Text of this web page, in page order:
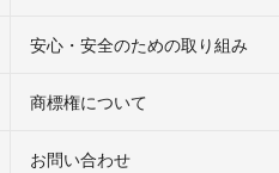
安心・安全のための取り組み
商標権について
お問い合わせ